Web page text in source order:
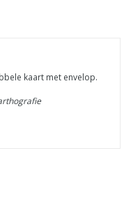
kaart met envelop.